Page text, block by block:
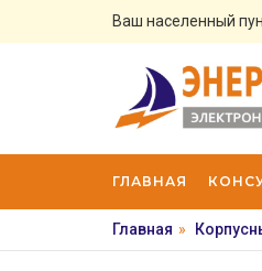
Ваш населенный
ГЛАВНАЯ
Главная »